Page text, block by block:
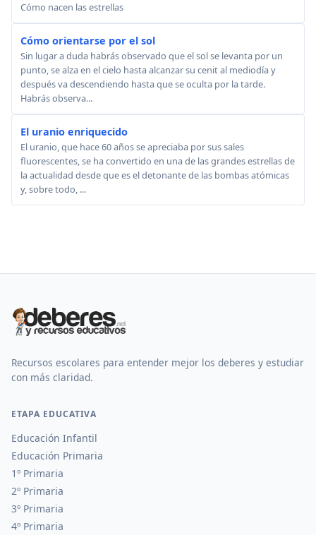
Cómo nacen las estrellas
Cómo orientarse por el sol
Sin lugar a duda habrás observado que el sol se levanta por un
punto, se alza en el cielo hasta alcanzar su cenit al mediodía y
después va descendiendo hasta que se oculta por la tarde.
Habrás observa...
El uranio enriquecido
El uranio, que hace 60 años se apreciaba por sus sales
fluorescentes, se ha convertido en una de las grandes estrellas de
la actualidad desde que es el detonante de las bombas atómicas
y, sobre todo, ...
Recursos escolares para entender mejor los deberes y estudiar
con más claridad.
ETAPA EDUCATIVA
Educación Infantil
Educación Primaria
1º Primaria
2º Primaria
3º Primaria
4º Primaria